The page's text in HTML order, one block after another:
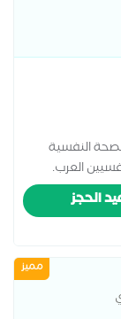
النفسية
العرب.
. دكتوراة
للعلوم النفسية
الحجز
مميز